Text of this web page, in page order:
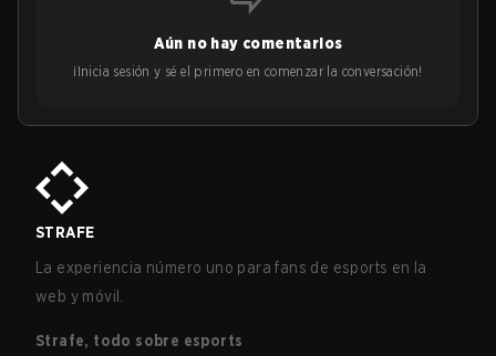
Aún no hay comentarios
¡Inicia sesión y sé el primero en comenzar la conversación!
STRAFE
La experiencia número uno para fans de esports en la
web y móvil.
Strafe, todo sobre esports